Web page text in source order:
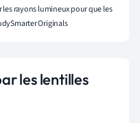
les rayons lumineux pour que les
Originals
les lentilles